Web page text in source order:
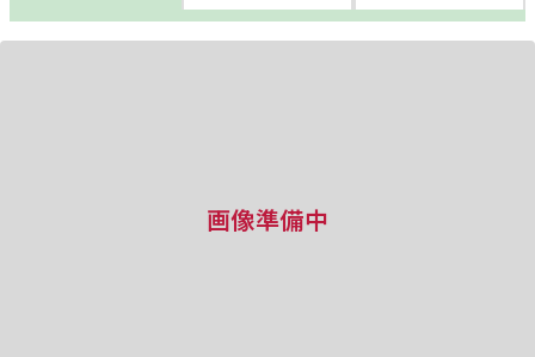
画像準備中